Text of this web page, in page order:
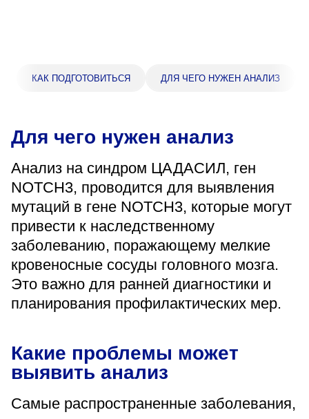
Адрес
398005, г. Липецк, пл. Металлургов, 1
Понедельник — пятница 7:30–20:00
Суббота 08:00–16:00
Регистратура
+7 (4742) 55-55-43
Санаторий-профилакторий
«Парус»
Ленинский лесхоз, квартал 67
Понедельник — четверг
08:00–16:45
Пятница
КАК ПОДГОТОВИТЬСЯ ДЛЯ ЧЕГО НУЖЕН АНАЛИЗ
Для чего нужен анализ
Анализ на синдром ЦАДАСИЛ, ген
NOTCH3, проводится для выявления
мутаций в гене NOTCH3, которые могут
привести к наследственному
заболеванию, поражающему мелкие
кровеносные сосуды головного мозга.
Это важно для ранней диагностики и
планирования профилактических мер.
Какие проблемы может
выявить анализ
Самые распространенные заболевания,